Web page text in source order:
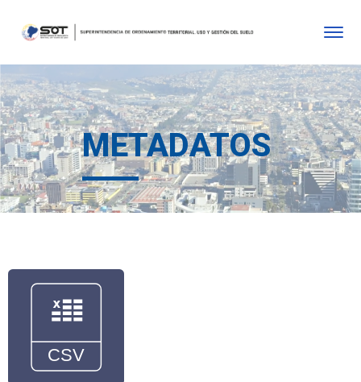
METADATOS